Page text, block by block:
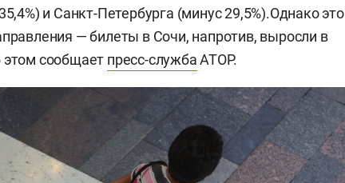
и Санкт-Петербурга (минус 29,5%).Однако это
— билеты в Сочи, напротив, выросли в
этом сообщает пресс-службаАТОР.